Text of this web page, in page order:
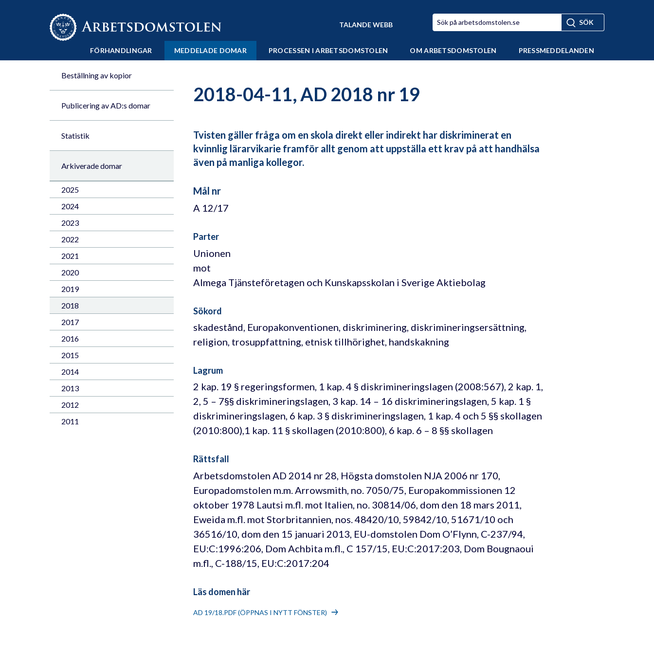
Till innehåll på sidan x
TALANDE WEBB
FÖRHANDLINGAR MEDDELADE DOMAR PROCESSEN I ARBETSDOMSTOLEN OM ARBETSDOMSTOLEN PRESSMEDDELANDEN
Beställning av kopior
Publicering av AD:s domar
Statistik
Arkiverade domar
2025
2024
2023
2022
2021
2020
2019
2018
2017
2016
2015
2014
2013
2012
2011
2018-04-11, AD 2018 nr 19
Tvisten gäller fråga om en skola direkt eller indirekt har diskriminerat en
kvinnlig lärarvikarie framför allt genom att uppställa ett krav på att handhälsa
även på manliga kollegor.
Mål nr
A 12/17
Parter
Unionen
mot
Almega Tjänsteföretagen och Kunskapsskolan i Sverige Aktiebolag
Sökord
skadestånd, Europakonventionen, diskriminering, diskrimineringsersättning,
religion, trosuppfattning, etnisk tillhörighet, handskakning
Lagrum
2 kap. 19 § regeringsformen, 1 kap. 4 § diskrimineringslagen (2008:567), 2 kap. 1,
2, 5 – 7§§ diskrimineringslagen, 3 kap. 14 – 16 diskrimineringslagen, 5 kap. 1 §
diskrimineringslagen, 6 kap. 3 § diskrimineringslagen, 1 kap. 4 och 5 §§ skollagen
(2010:800),1 kap. 11 § skollagen (2010:800), 6 kap. 6 – 8 §§ skollagen
Rättsfall
Arbetsdomstolen AD 2014 nr 28, Högsta domstolen NJA 2006 nr 170,
Europadomstolen m.m. Arrowsmith, no. 7050/75, Europakommissionen 12
oktober 1978 Lautsi m.fl. mot Italien, no. 30814/06, dom den 18 mars 2011,
Eweida m.fl. mot Storbritannien, nos. 48420/10, 59842/10, 51671/10 och
36516/10, dom den 15 januari 2013, EU-domstolen Dom O’Flynn, C-237/94,
EU:C:1996:206, Dom Achbita m.fl., C 157/15, EU:C:2017:203, Dom Bougnaoui
m.fl., C-188/15, EU:C:2017:204
Läs domen här
AD 19/18.PDF (ÖPPNAS I NYTT FÖNSTER)